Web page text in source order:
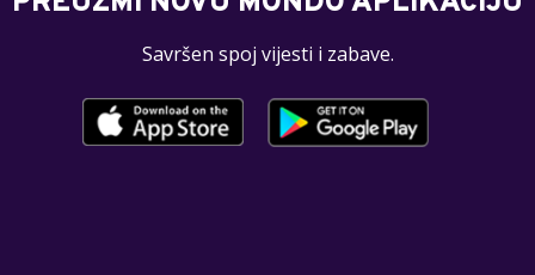
Savršen spoj vijesti i zabave.